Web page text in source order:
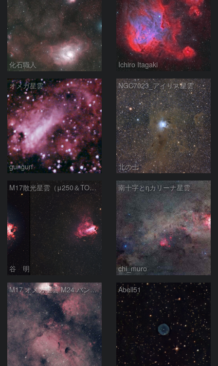
化石職人 Ichiro Itagaki
オメガ星雲
gungun
NGC7023_アイリス星雲
北の士
M17散光星雲（μ250＆TOA130）
谷 明
南十字とηカリーナ星雲
chi_muro
M17 オメガ星雲 M24 バンビの横顔 いて座 Abell51